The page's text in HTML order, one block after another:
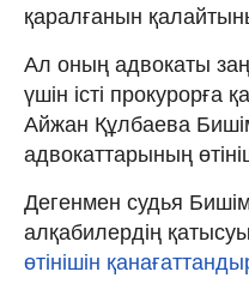
қаралғанын
Ал оның адвокаты
үшін істі прокурорға
Айжан Құлбаева
адвокаттарының
Дегенмен судья
алқабилердің
өтінішін